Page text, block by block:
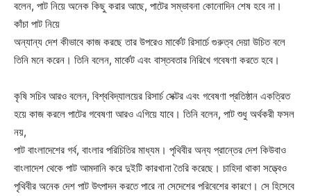
বলেন, পাট নিয়ে অনেক কিছু করার আছে, পাটের সম্ভাবনা কোনোদিন শেষ হবে না।
কাঁচা পাট নিয়ে
অন্যান্য দেশ কীভাবে কাজ করছে তার উপরেও মার্কেট রিসার্চে গুরুত্ব দেয়া উচিত বলে
তিনি মনে করেন। তিনি বলেন, মার্কেট এবং বাস্তবতার নিরিখে গবেষণা করতে হবে।
কৃষি সচিব আরও বলেন, বিশ্ববিদ্যালয়ের রিসার্চ সেক্টর এবং গবেষণা প্রতিষ্ঠান একত্রিত
হয়ে কাজ করলে পাটের গবেষণা আরও এগিয়ে যাবে। তিনি বলেন, পাট শুধু অর্থকরী ফসল
নয়,
পাট বাংলাদেশের গর্ব, বাংলার পরিচিতির মাধ্যম। পৃথিবীর অন্য প্রান্তের দেশ কিউবাও
বাংলাদেশ থেকে পাট আমদানি করে দুইটি কারখানা তৈরি করেছে। চাহিদা থাকা সত্ত্বেও
পৃথিবীর অনেক দেশ পাট উৎপাদন করতে পারে না সেদেশের পরিবেশের কারণে। সে হিসেবে